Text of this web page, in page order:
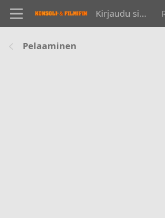
Kirjaudu sisään
Pelaaminen